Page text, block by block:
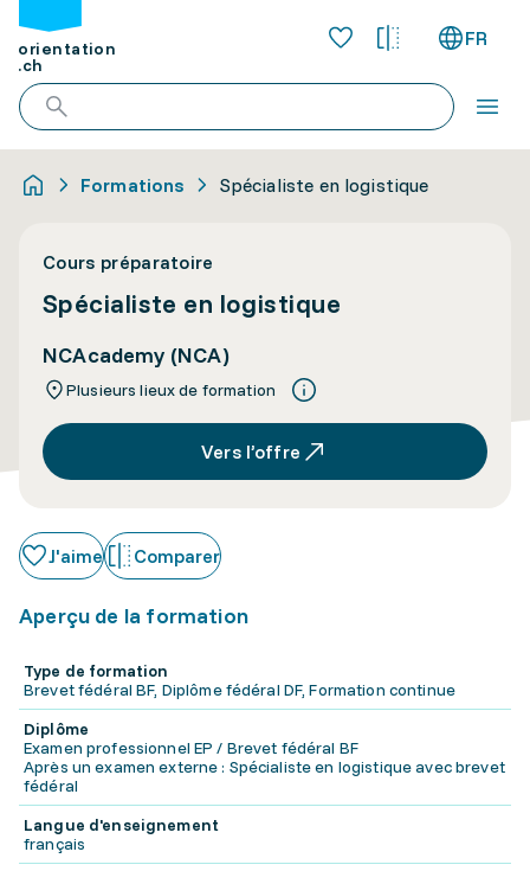
orientation
.ch
FR
Formations Spécialiste en logistique
Cours préparatoire
Spécialiste en logistique
NCAcademy (NCA)
Plusieurs lieux de formation
Vers l’offre
J'aime Comparer
Aperçu de la formation
Type de formation
Brevet fédéral BF, Diplôme fédéral DF, Formation continue
Diplôme
Examen professionnel EP / Brevet fédéral BF
Après un examen externe : Spécialiste en logistique avec brevet
fédéral
Langue d'enseignement
français